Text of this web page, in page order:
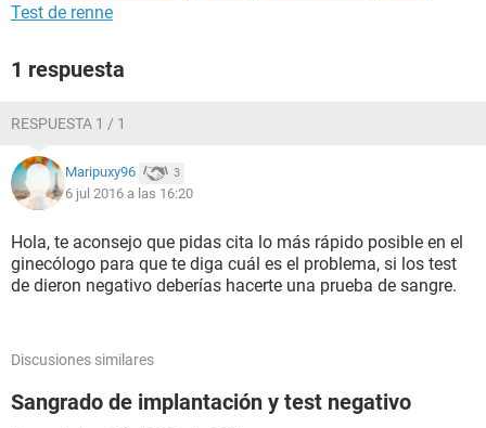
Test de renne
1 respuesta
RESPUESTA 1 / 1
Maripuxy96 3
6 jul 2016 a las 16:20
Hola, te aconsejo que pidas cita lo más rápido posible en el
ginecólogo para que te diga cuál es el problema, si los test
de dieron negativo deberías hacerte una prueba de sangre.
Discusiones similares
Sangrado de implantación y test negativo